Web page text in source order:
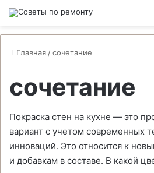
Главная /сочетание
сочетание
Покраска стен на кухне — это
вариант с учетом современных
инноваций. Это относится к
и добавкам в составе. В какой